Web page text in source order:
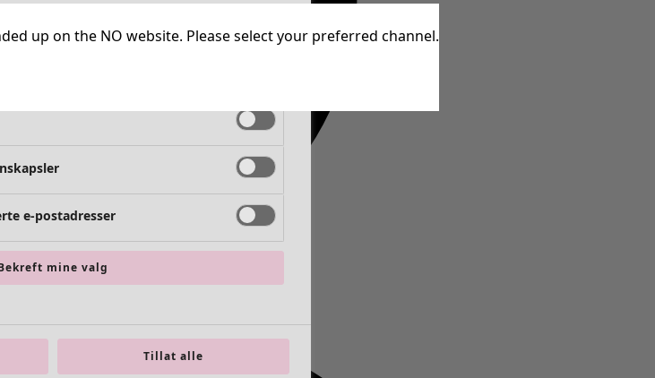
up on the NO website. Please select your preferred channel.
Alltid aktiv
e-postadresser
mine valg
Tillat alle